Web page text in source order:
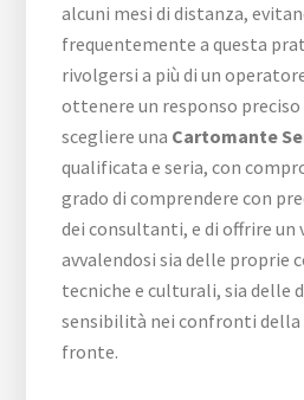
alcuni mesi di distanza,
frequentemente a questa
rivolgersi a più di un
ottenere un responso
scegliere una Cartomante
qualificata e seria, con
grado di comprendere con
dei consultanti, e di offrire un
avvalendosi sia delle proprie
tecniche e culturali, sia delle
sensibilità nei confronti della
fronte.